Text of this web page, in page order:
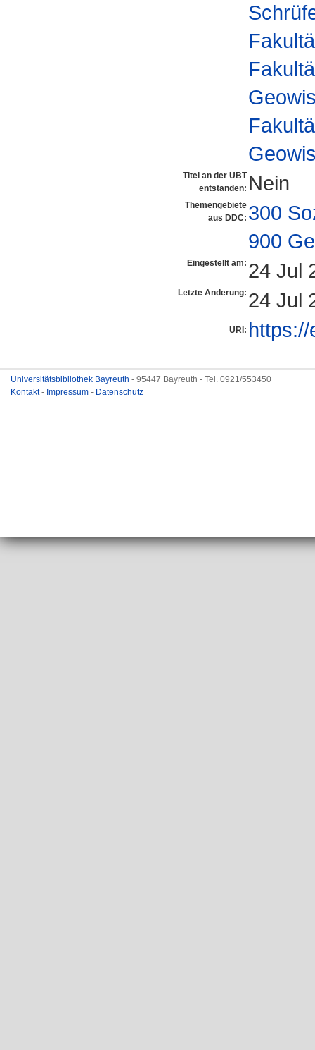
Titel an der UBT
entstanden: Nein
Themengebiete
aus DDC: 300
900
Eingestellt am: 24 Jul
Letzte Änderung: 24 Jul
URI:
Universitätsbibliothek Bayreuth - 95447 Bayreuth - Tel. 0921/553450
Kontakt- Impressum - Datenschutz